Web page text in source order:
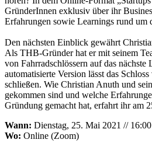
GründerInnen exklusiv über ihr
Erfahrungen sowie Learnings rund um
Den nächsten Einblick gewährt
Als THB-Gründer hat er mit seinem
von Fahrradschlössern auf das nächste
automatisierte Version lässt das
schließen. Wie Christian Anuth und
gekommen sind und welche
Gründung gemacht hat, erfahrt ihr am
Wann: Dienstag, 25. Mai 2021 //
Wo: Online (Zoom)